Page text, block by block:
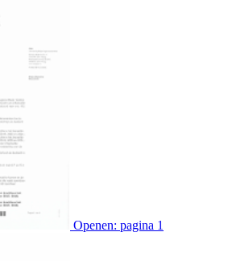
Openen: pagina 1